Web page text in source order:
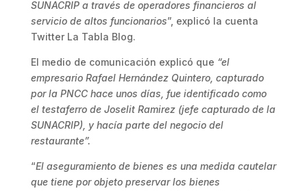
SUNACRIP a través de operadores financieros al
servicio de altos funcionarios”, explicó la cuenta
Twitter La Tabla Blog.
El medio de comunicación explicó que “el
empresario Rafael Hernández Quintero, capturado
por la PNCC hace unos días, fue identificado como
el testaferro de Joselit Ramirez (jefe capturado de la
SUNACRIP), y hacía parte del negocio del
restaurante”.
“El aseguramiento de bienes es una medida cautelar
que tiene por objeto preservar los bienes